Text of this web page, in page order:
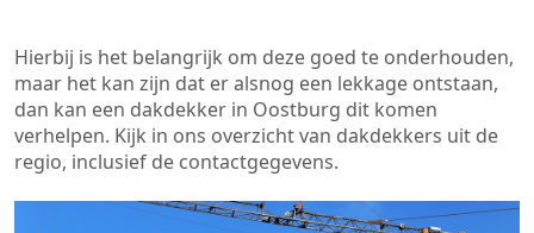
Hierbij is het belangrijk om deze goed te onderhouden,
maar het kan zijn dat er alsnog een lekkage ontstaan,
dan kan een dakdekker in Oostburg dit komen
verhelpen. Kijk in ons overzicht van dakdekkers uit de
regio, inclusief de contactgegevens.